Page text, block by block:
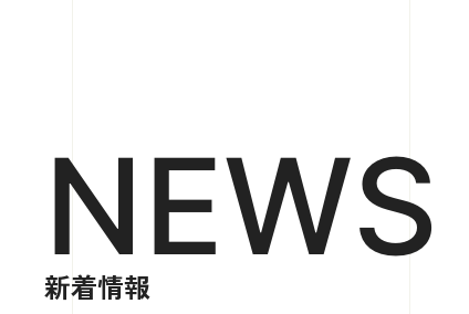
NEWS
新着情報